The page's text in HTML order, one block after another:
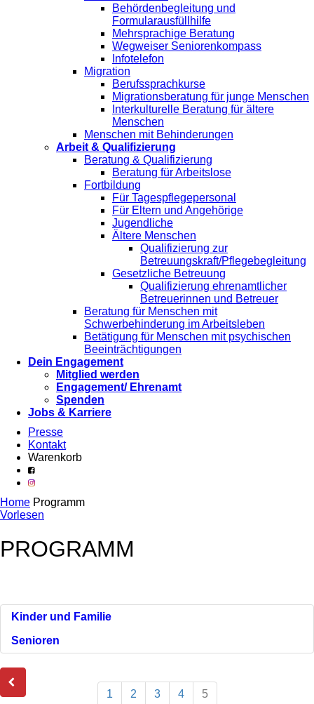
Behördenbegleitung und
Formularausfüllhilfe
Mehrsprachige Beratung
Wegweiser Seniorenkompass
Infotelefon
Migration
Berufssprachkurse
Migrationsberatung für junge Menschen
Interkulturelle Beratung für ältere
Menschen
Menschen mit Behinderungen
Arbeit & Qualifizierung
Beratung & Qualifizierung
Beratung für Arbeitslose
Fortbildung
Für Tagespflegepersonal
Für Eltern und Angehörige
Jugendliche
Ältere Menschen
Qualifizierung zur
Betreuungskraft/Pflegebegleitung
Gesetzliche Betreuung
Qualifizierung ehrenamtlicher
Betreuerinnen und Betreuer
Beratung für Menschen mit
Schwerbehinderung im Arbeitsleben
Betätigung für Menschen mit psychischen
Beeinträchtigungen
Dein Engagement
Mitglied werden
Engagement/ Ehrenamt
Spenden
Jobs & Karriere
Presse
Kontakt
Warenkorb
Home Programm
Vorlesen
PROGRAMM
Kinder und Familie
Senioren
1 2 3 4 5